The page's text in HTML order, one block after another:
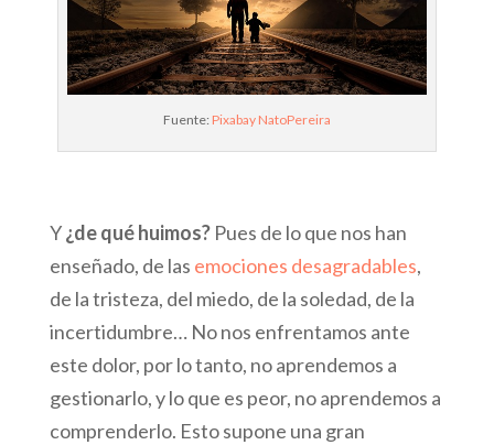
Fuente: Pixabay NatoPereira
Y¿de qué huimos?Pues de lo que nos han
enseñado, de las emociones desagradables,
de la tristeza, del miedo, de la soledad, de la
incertidumbre… No nos enfrentamos ante
este dolor, por lo tanto, no aprendemos a
gestionarlo, y lo que es peor, no aprendemos a
comprenderlo. Esto supone una gran